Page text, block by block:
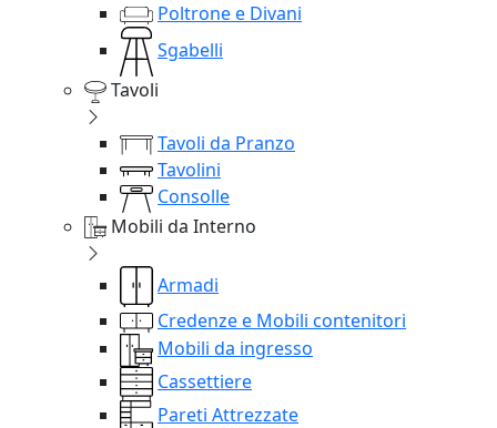
Poltrone e Divani
Sgabelli
Tavoli
Tavoli da Pranzo
Tavolini
Consolle
Mobili da Interno
Armadi
Credenze e Mobili contenitori
Mobili da ingresso
Cassettiere
Pareti Attrezzate